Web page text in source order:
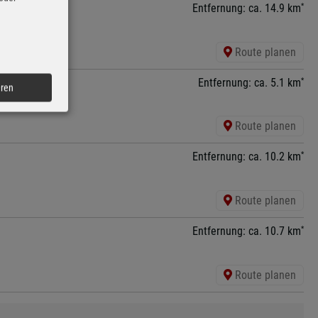
Entfernung: ca. 14.9 km*
Route planen
Entfernung: ca. 5.1 km*
Route planen
Entfernung: ca. 10.2 km*
Route planen
Entfernung: ca. 10.7 km*
Route planen